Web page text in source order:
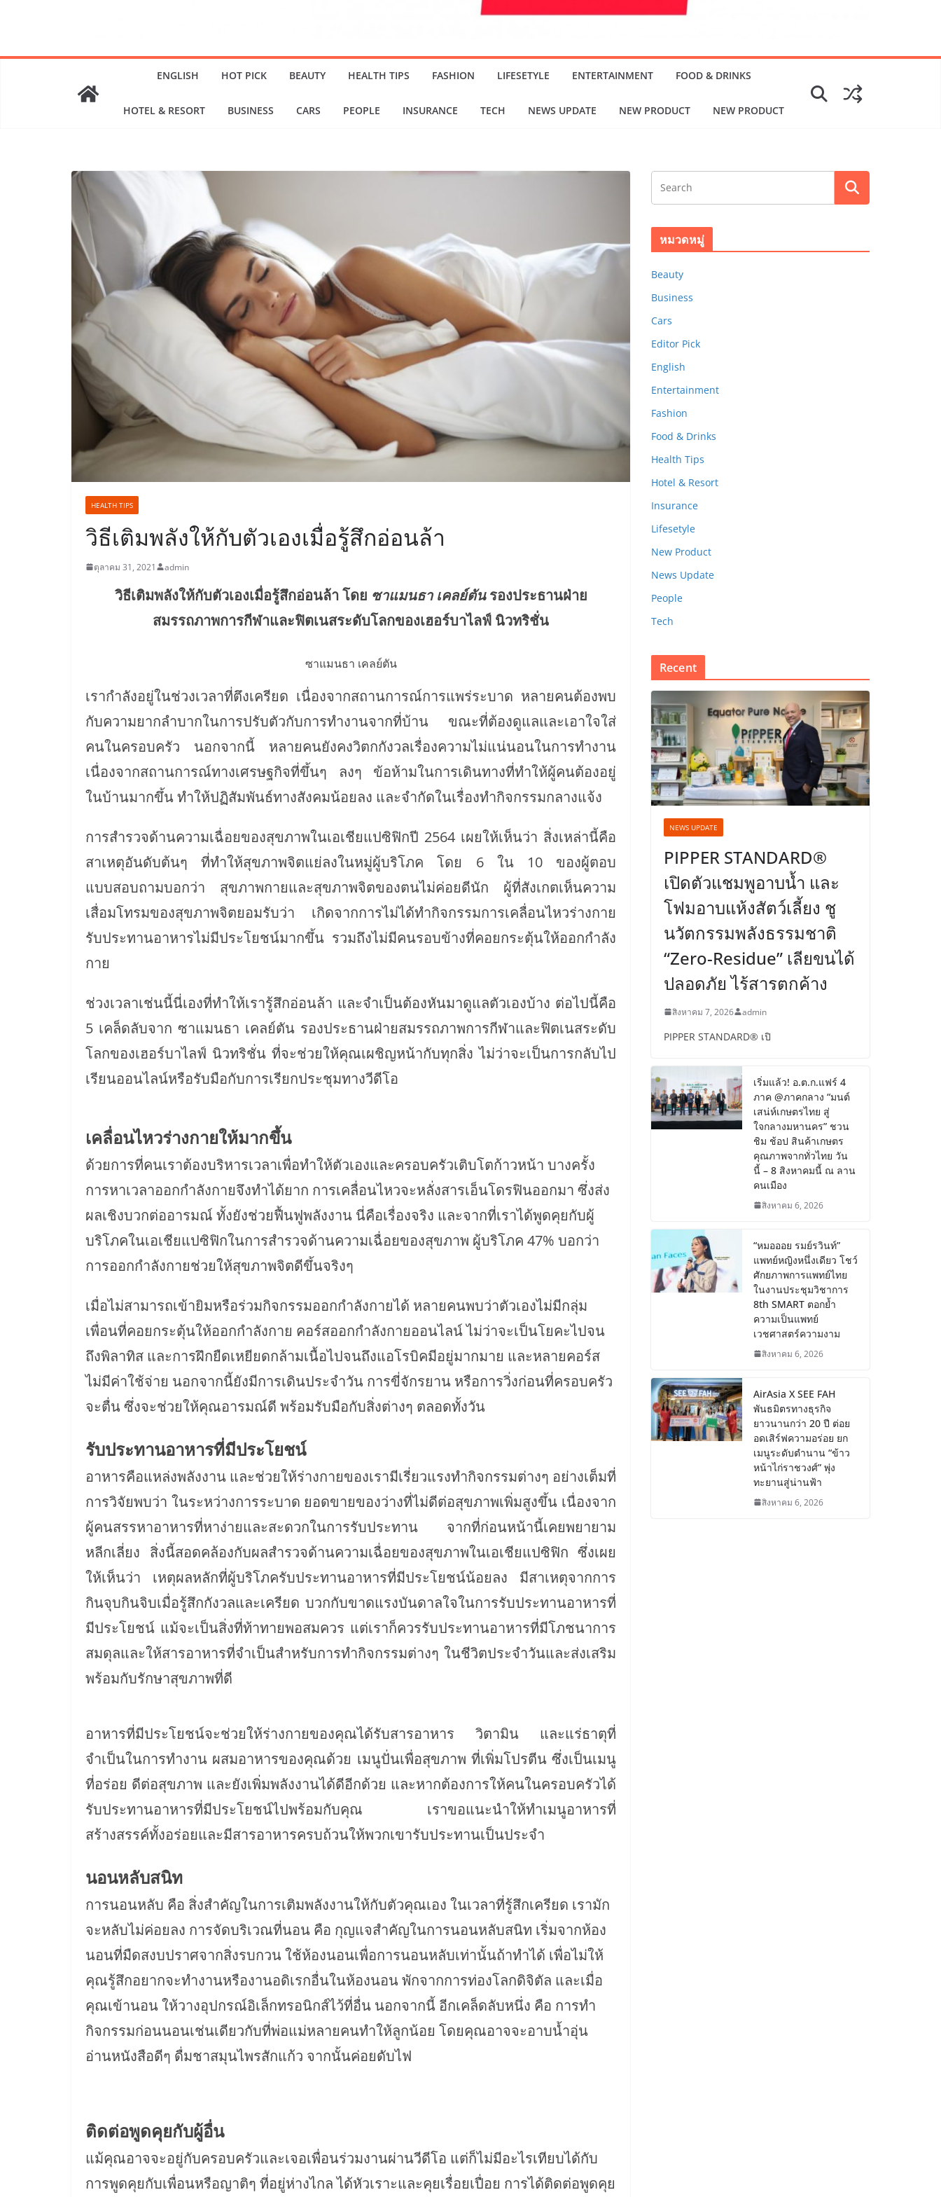
ENGLISH HOT PICK BEAUTY HEALTH TIPS FASHION LIFESETYLE ENTERTAINMENT FOOD & DRINKS
HOTEL & RESORT BUSINESS CARS PEOPLE INSURANCE TECH NEWS UPDATE NEW PRODUCT NEW PRODUCT
HEALTH TIPS
วิธีเติมพลังให้กับตัวเองเมื่อรู้สึกอ่อนล้า
ตุลาคม 31, 2021 admin
วิธีเติมพลังให้กับตัวเองเมื่อรู้สึกอ่อนล้าโดย ซาแมนธา เคลย์ตันรองประธานฝ่าย
สมรรถภาพการกีฬาและฟิตเนสระดับโลกของเฮอร์บาไลฟ์ นิวทริชั่น
ซาแมนธา เคลย์ตัน
เรากำลังอยู่ในช่วงเวลาที่ตึงเครียด เนื่องจากสถานการณ์การแพร่ระบาด หลายคนต้องพบ
กับความยากลำบากในการปรับตัวกับการทำงานจากที่บ้าน ขณะที่ต้องดูแลและเอาใจใส่
คนในครอบครัว นอกจากนี้ หลายคนยังคงวิตกกังวลเรื่องความไม่แน่นอนในการทำงาน
เนื่องจากสถานการณ์ทางเศรษฐกิจที่ขึ้นๆ ลงๆ ข้อห้ามในการเดินทางที่ทำให้ผู้คนต้องอยู่
ในบ้านมากขึ้น ทำให้ปฏิสัมพันธ์ทางสังคมน้อยลง และจำกัดในเรื่องทำกิจกรรมกลางแจ้ง
การสำรวจด้านความเฉื่อยของสุขภาพในเอเชียแปซิฟิกปี 2564 เผยให้เห็นว่า สิ่งเหล่านี้คือ
สาเหตุอันดับต้นๆ ที่ทำให้สุขภาพจิตแย่ลงในหมู่ผู้บริโภค โดย 6 ใน 10 ของผู้ตอบ
แบบสอบถามบอกว่า สุขภาพกายและสุขภาพจิตของตนไม่ค่อยดีนัก ผู้ที่สังเกตเห็นความ
เสื่อมโทรมของสุขภาพจิตยอมรับว่า เกิดจากการไม่ได้ทำกิจกรรมการเคลื่อนไหวร่างกาย
รับประทานอาหารไม่มีประโยชน์มากขึ้น รวมถึงไม่มีคนรอบข้างที่คอยกระตุ้นให้ออกกำลัง
กาย
ช่วงเวลาเช่นนี้นี่เองที่ทำให้เรารู้สึกอ่อนล้า และจำเป็นต้องหันมาดูแลตัวเองบ้าง ต่อไปนี้คือ
5 เคล็ดลับจาก ซาแมนธา เคลย์ตัน รองประธานฝ่ายสมรรถภาพการกีฬาและฟิตเนสระดับ
โลกของเฮอร์บาไลฟ์ นิวทริชั่น ที่จะช่วยให้คุณเผชิญหน้ากับทุกสิ่ง ไม่ว่าจะเป็นการกลับไป
เรียนออนไลน์หรือรับมือกับการเรียกประชุมทางวีดีโอ
เคลื่อนไหวร่างกายให้มากขึ้น
ด้วยการที่คนเราต้องบริหารเวลาเพื่อทำให้ตัวเองและครอบครัวเติบโตก้าวหน้า บางครั้ง
การหาเวลาออกกำลังกายจึงทำได้ยาก การเคลื่อนไหวจะหลั่งสารเอ็นโดรฟินออกมา ซึ่งส่ง
ผลเชิงบวกต่ออารมณ์ ทั้งยังช่วยฟื้นฟูพลังงาน นี่คือเรื่องจริง และจากที่เราได้พูดคุยกับผู้
บริโภคในเอเชียแปซิฟิกในการสำรวจด้านความเฉื่อยของสุขภาพ ผู้บริโภค 47% บอกว่า
การออกกำลังกายช่วยให้สุขภาพจิตดีขึ้นจริงๆ
เมื่อไม่สามารถเข้ายิมหรือร่วมกิจกรรมออกกำลังกายได้ หลายคนพบว่าตัวเองไม่มีกลุ่ม
เพื่อนที่คอยกระตุ้นให้ออกกำลังกาย คอร์สออกกำลังกายออนไลน์ ไม่ว่าจะเป็นโยคะไปจน
ถึงพิลาทิส และการฝึกยืดเหยียดกล้ามเนื้อไปจนถึงแอโรบิคมีอยู่มากมาย และหลายคอร์ส
ไม่มีค่าใช้จ่าย นอกจากนี้ยังมีการเดินประจำวัน การขี่จักรยาน หรือการวิ่งก่อนที่ครอบครัว
จะตื่น ซึ่งจะช่วยให้คุณอารมณ์ดี พร้อมรับมือกับสิ่งต่างๆ ตลอดทั้งวัน
รับประทานอาหารที่มีประโยชน์
อาหารคือแหล่งพลังงาน และช่วยให้ร่างกายของเรามีเรี่ยวแรงทำกิจกรรมต่างๆ อย่างเต็มที่
การวิจัยพบว่า ในระหว่างการระบาด ยอดขายของว่างที่ไม่ดีต่อสุขภาพเพิ่มสูงขึ้น เนื่องจาก
ผู้คนสรรหาอาหารที่หาง่ายและสะดวกในการรับประทาน จากที่ก่อนหน้านี้เคยพยายาม
หลีกเลี่ยง สิ่งนี้สอดคล้องกับผลสำรวจด้านความเฉื่อยของสุขภาพในเอเชียแปซิฟิก ซึ่งเผย
ให้เห็นว่า เหตุผลหลักที่ผู้บริโภครับประทานอาหารที่มีประโยชน์น้อยลง มีสาเหตุจากการ
กินจุบกินจิบเมื่อรู้สึกกังวลและเครียด บวกกับขาดแรงบันดาลใจในการรับประทานอาหารที่
มีประโยชน์ แม้จะเป็นสิ่งที่ท้าทายพอสมควร แต่เราก็ควรรับประทานอาหารที่มีโภชนาการ
สมดุลและให้สารอาหารที่จำเป็นสำหรับการทำกิจกรรมต่างๆ ในชีวิตประจำวันและส่งเสริม
พร้อมกับรักษาสุขภาพที่ดี
อาหารที่มีประโยชน์จะช่วยให้ร่างกายของคุณได้รับสารอาหาร วิตามิน และแร่ธาตุที่
จำเป็นในการทำงาน ผสมอาหารของคุณด้วย เมนูปั่นเพื่อสุขภาพ ที่เพิ่มโปรตีน ซึ่งเป็นเมนู
ที่อร่อย ดีต่อสุขภาพ และยังเพิ่มพลังงานได้ดีอีกด้วย และหากต้องการให้คนในครอบครัวได้
รับประทานอาหารที่มีประโยชน์ไปพร้อมกับคุณ เราขอแนะนำให้ทำเมนูอาหารที่
สร้างสรรค์ทั้งอร่อยและมีสารอาหารครบถ้วนให้พวกเขารับประทานเป็นประจำ
นอนหลับสนิท
การนอนหลับ คือ สิ่งสำคัญในการเติมพลังงานให้กับตัวคุณเอง ในเวลาที่รู้สึกเครียด เรามัก
จะหลับไม่ค่อยลง การจัดบริเวณที่นอน คือ กุญแจสำคัญในการนอนหลับสนิท เริ่มจากห้อง
นอนที่มืดสงบปราศจากสิ่งรบกวน ใช้ห้องนอนเพื่อการนอนหลับเท่านั้นถ้าทำได้ เพื่อไม่ให้
คุณรู้สึกอยากจะทำงานหรืองานอดิเรกอื่นในห้องนอน พักจากการท่องโลกดิจิตัล และเมื่อ
คุณเข้านอน ให้วางอุปกรณ์อิเล็กทรอนิกส์ไว้ที่อื่น นอกจากนี้ อีกเคล็ดลับหนึ่ง คือ การทำ
กิจกรรมก่อนนอนเช่นเดียวกับที่พ่อแม่หลายคนทำให้ลูกน้อย โดยคุณอาจจะอาบน้ำอุ่น
อ่านหนังสือดีๆ ดื่มชาสมุนไพรสักแก้ว จากนั้นค่อยดับไฟ
ติดต่อพูดคุยกับผู้อื่น
แม้คุณอาจจะอยู่กับครอบครัวและเจอเพื่อนร่วมงานผ่านวีดีโอ แต่ก็ไม่มีอะไรเทียบได้กับ
การพูดคุยกับเพื่อนหรือญาติๆ ที่อยู่ห่างไกล ได้หัวเราะและคุยเรื่อยเปื่อย การได้ติดต่อพูดคุย
หมวดหมู่
Beauty
Business
Cars
Editor Pick
English
Entertainment
Fashion
Food & Drinks
Health Tips
Hotel & Resort
Insurance
Lifesetyle
New Product
News Update
People
Tech
Recent
NEWS UPDATE
PIPPER STANDARD®
เปิดตัวแชมพูอาบน้ำ และ
โฟมอาบแห้งสัตว์เลี้ยง ชู
นวัตกรรมพลังธรรมชาติ
“Zero-Residue” เลียขนได้
ปลอดภัย ไร้สารตกค้าง
สิงหาคม 7, 2026 admin
PIPPER STANDARD® เปิ
เริ่มแล้ว! อ.ต.ก.แฟร์ 4
ภาค @ภาคกลาง “มนต์
เสน่ห์เกษตรไทย สู่
ใจกลางมหานคร” ชวน
ชิม ช้อป สินค้าเกษตร
คุณภาพจากทั่วไทย วัน
นี้ – 8 สิงหาคมนี้ ณ ลาน
คนเมือง
สิงหาคม 6, 2026
“หมอออย รมย์รวินท์”
แพทย์หญิงหนึ่งเดียว โชว์
ศักยภาพการแพทย์ไทย
ในงานประชุมวิชาการ
8th SMART ตอกย้ำ
ความเป็นแพทย์
เวชศาสตร์ความงาม
สิงหาคม 6, 2026
AirAsia X SEE FAH
พันธมิตรทางธุรกิจ
ยาวนานกว่า 20 ปี ต่อย
อดเสิร์ฟความอร่อย ยก
เมนูระดับตำนาน “ข้าว
หน้าไก่ราชวงศ์” พุ่ง
ทะยานสู่น่านฟ้า
สิงหาคม 6, 2026